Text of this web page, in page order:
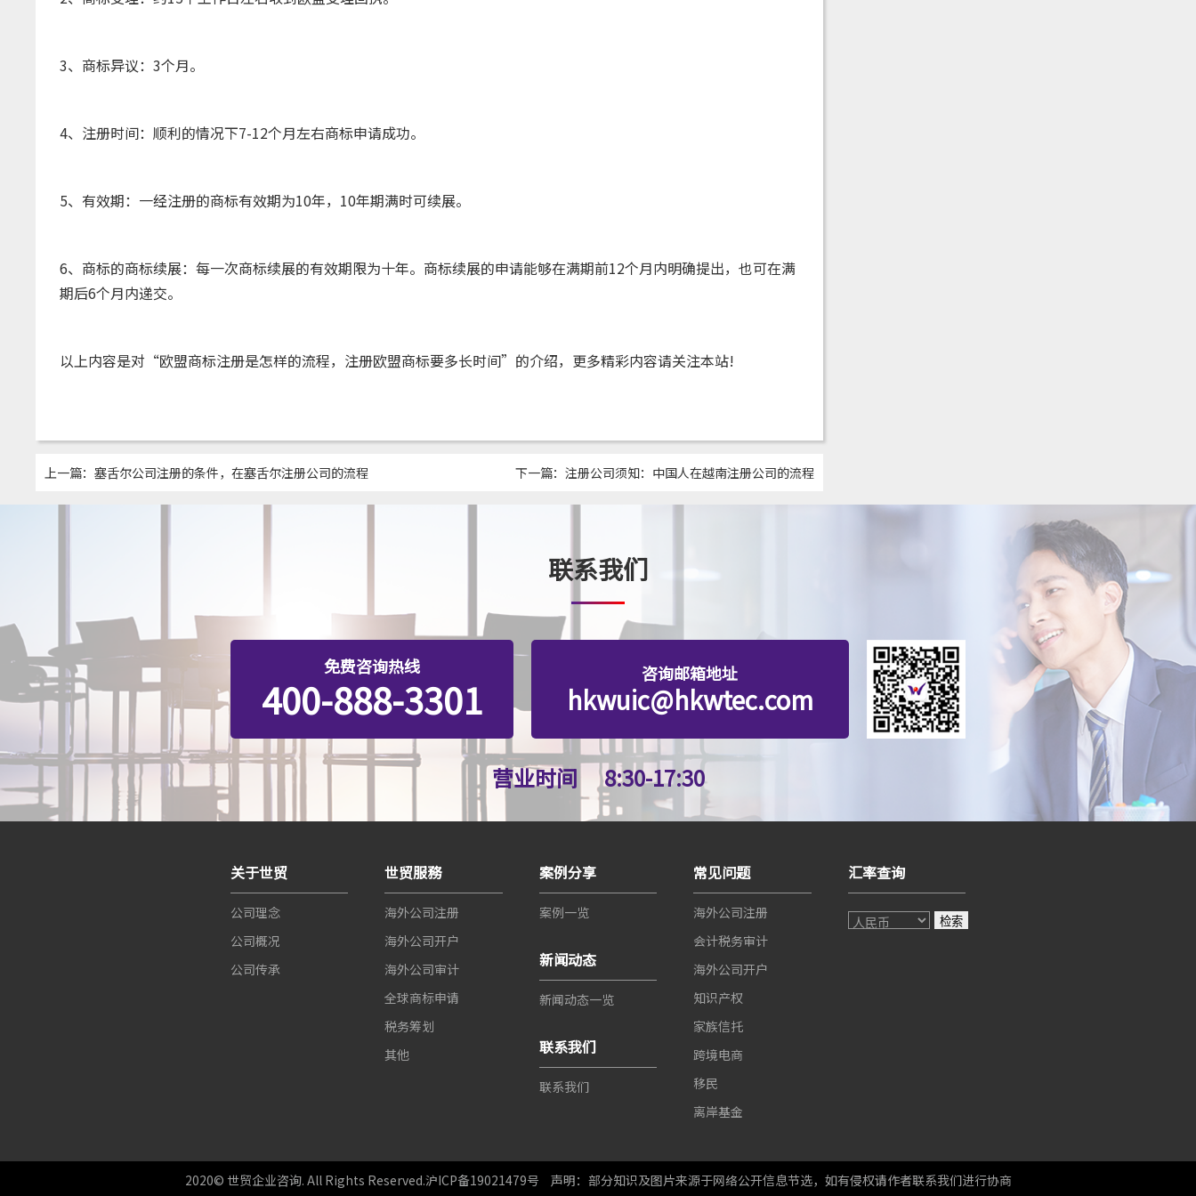
3、商标异议：3个月。
4、注册时间：顺利的情况下7-12个月左右商标申请成功。
5、有效期：一经注册的商标有效期为10年，10年期满时可续展。
6、商标的商标续展：每一次商标续展的有效期限为十年。商标续展的申请能够在满期前12个月内明确提出，也可在满
期后6个月内递交。
以上内容是对“欧盟商标注册是怎样的流程，注册欧盟商标要多长时间”的介绍，更多精彩内容请关注本站!
上一篇： 塞舌尔公司注册的条件，在塞舌尔注册公司的流程 下一篇： 注册公司须知：中国人在越南注册公司的流程
联系我们
免费咨询热线
400-888-3301
咨询邮箱地址
hkwuic@hkwtec.com
营业时间 8:30-17:30
关于世贸
公司理念
公司概况
公司传承
世贸服務
海外公司注册
海外公司开户
海外公司审计
全球商标申请
税务筹划
其他
案例分享
案例一览
新闻动态
新闻动态一览
联系我们
联系我们
常见问题
海外公司注册
会计税务审计
海外公司开户
知识产权
家族信托
跨境电商
移民
离岸基金
汇率查询
检索
2020© 世贸企业咨询. All Rights Reserved.沪ICP备19021479号 声明：部分知识及图片来源于网络公开信息节选，如有侵权请作者联系我们进行协商